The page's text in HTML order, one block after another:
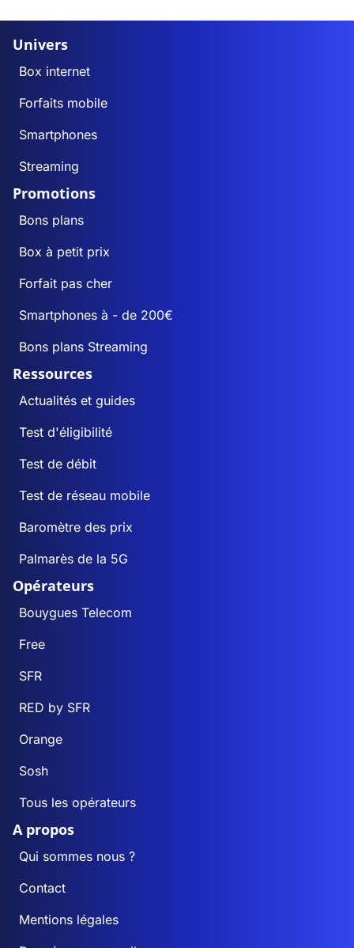
Univers
Box internet
Forfaits mobile
Smartphones
Streaming
Promotions
Bons plans
Box à petit prix
Forfait pas cher
Smartphones à - de 200€
Bons plans Streaming
Ressources
Actualités et guides
Test d'éligibilité
Test de débit
Test de réseau mobile
Baromètre des prix
Palmarès de la 5G
Opérateurs
Bouygues Telecom
Free
SFR
RED by SFR
Orange
Sosh
Tous les opérateurs
A propos
Qui sommes nous ?
Contact
Mentions légales